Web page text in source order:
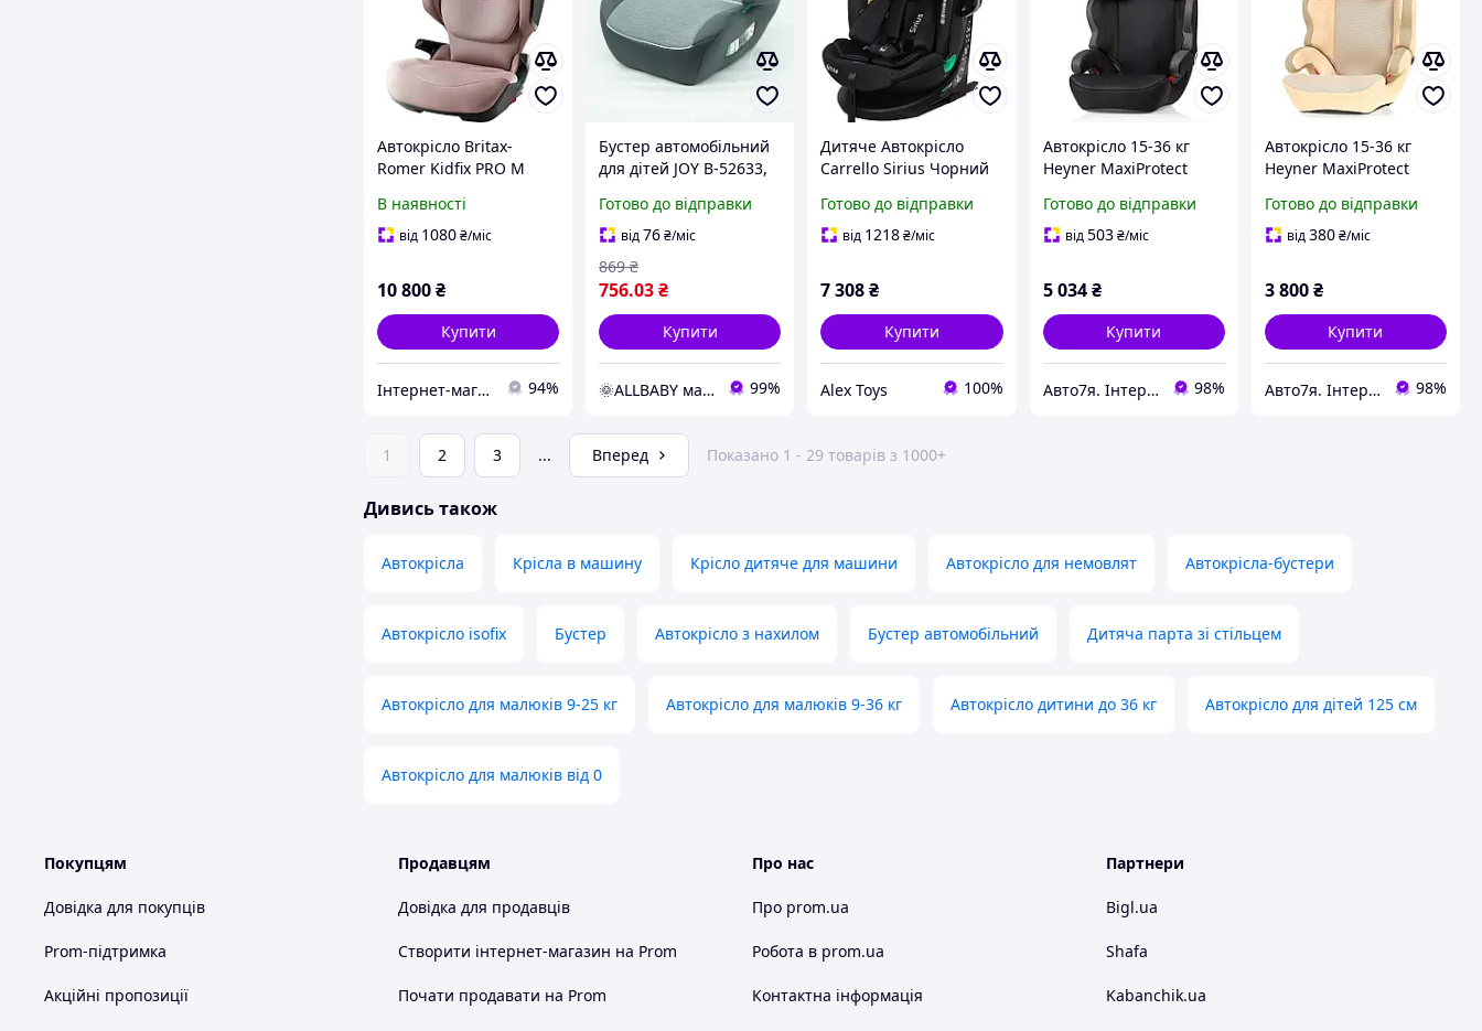
Автокрісло Britax-
Romer Kidfix PRO M
Style Dusty Rose,
2000040923
В наявності
від 1080₴/міс
10 800₴
Купити
Інтернет-магазин Mom's mouse 94%
Бустер автомобільний
для дітей JOY B-52633,
15-36 кг
Готово до відправки
від76₴/міс
756.03₴
869 ₴
Купити
🌞ALLBABY магазин товарів для дітей 99%
Дитяче Автокрісло
Carrello Sirius Чорний
кг, Технологія Isofix ||
AlexToys
Готово до відправки
від 1218₴/міс
7 308₴
Купити
Alex Toys 100%
Автокрісло 15-36 кг
Heyner MaxiProtect
797 100
Готово до відправки
від503 ₴/міс
5 034 ₴
Купити
Авто7я. Інтернет-магазин автотоварів avto7ya.com.ua 98%
Автокрісло 15-36 кг
Heyner MaxiProtect
797 500
Готово до відправки
від380₴/міс
3 800₴
Купити
Авто7я. Інтернет-магазин автотоварів avto7ya.com.ua 98%
1 2 3 ... Вперед Показано 1 - 29 товарів з 1000+
Дивись також
Автокрісла Крісла в машину Крісло дитяче для машини Автокрісло для немовлят Автокрісла-бустери
Автокрісло isofix Бустер Автокрісло з нахилом Бустер автомобільний Дитяча парта зі стільцем
Автокрісло для малюків 9-25 кг Автокрісло для малюків 9-36 кг Автокрісло дитини до 36 кг Автокрісло для дітей 125 см
Автокрісло для малюків від 0
Покупцям
Довідка для покупців
Prom-підтримка
Акційні пропозиції
Продавцям
Довідка для продавців
Створити інтернет-магазин на Prom
Почати продавати на Prom
Про нас
Про prom.ua
Робота в prom.ua
Контактна інформація
Партнери
Bigl.ua
Shafa
Kabanchik.ua